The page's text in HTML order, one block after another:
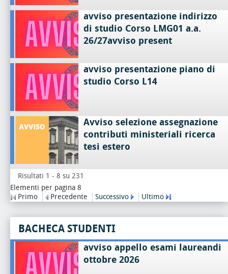
avviso presentazione indirizzo
di studio Corso LMG01 a.a.
26/27avviso present
avviso presentazione piano di
studio Corso L14
Avviso selezione assegnazione
contributi ministeriali ricerca
tesi estero
Risultati 1 - 8 su 231
Elementi per pagina 8
Primo
Precedente Successivo Ultimo
BACHECA STUDENTI
avviso appello esami laureandi
ottobre 2026